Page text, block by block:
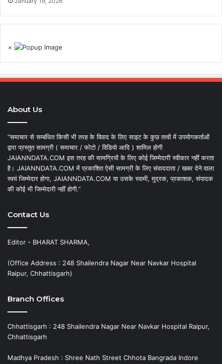
×
About Us
“समाचार से सम्बंधित किसी भी तरह के विवाद के लिए साइट के कुछ तत्वों में उपयोगकर्ताओं
द्वारा प्रस्तुत सामग्री ( समाचार / फोटो / विडियो आदि ) शामिल होगी
JAIANNDATA.COM इस तरह की सामग्रियों के लिए कोई जिम्मेदारी स्वीकार नहीं करता
है। JAIANNDATA.COM में प्रकाशित ऐसी सामग्री के लिए संवाददाता / खबर देने वाला
स्वयं जिम्मेदार होगा, JAIANNDATA.COM या उसके स्वामी, मुद्रक, प्रकाशक, संपादक
की कोई भी जिम्मेदारी नहीं होगी.”
Contact Us
Editor - BHARAT SHARMA,
(Office Address : 248 Shailendra Nagar Near Navkar Hospital
Raipur, Chhattisgarh)
Branch Offices
Chhattisgarh : 248 Shailendra Nagar Near Navkar Hospital Raipur,
Chhattisgarh
Madhya Pradesh : Shree Nath Street Chhota Bangrada Indore